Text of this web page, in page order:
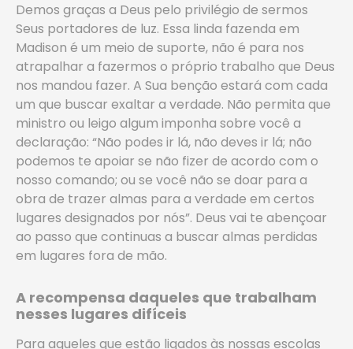
Demos graças a Deus pelo privilégio de sermos
Seus portadores de luz. Essa linda fazenda em
Madison é um meio de suporte, não é para nos
atrapalhar a fazermos o próprio trabalho que Deus
nos mandou fazer. A Sua benção estará com cada
um que buscar exaltar a verdade. Não permita que
ministro ou leigo algum imponha sobre você a
declaração: “Não podes ir lá, não deves ir lá; não
podemos te apoiar se não fizer de acordo com o
nosso comando; ou se você não se doar para a
obra de trazer almas para a verdade em certos
lugares designados por nós”. Deus vai te abençoar
ao passo que continuas a buscar almas perdidas
em lugares fora de mão.
A recompensa daqueles que trabalham
nesses lugares difíceis
Para aqueles que estão ligados às nossas escolas